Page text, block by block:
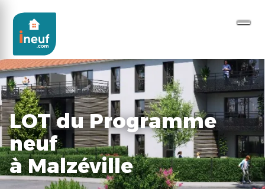
LOT du Programme
neuf
à Malzéville